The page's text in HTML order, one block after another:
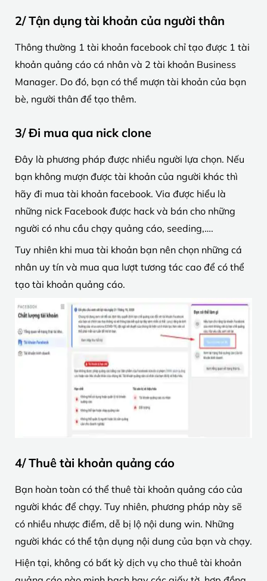
2/ Tận dụng tài khoản của người thân
Thông thường 1 tài khoản facebook chỉ tạo được 1 tài
khoản quảng cáo cá nhân và 2 tài khoản Business
Manager. Do đó, bạn có thể mượn tài khoản của bạn
bè, người thân để tạo thêm.
3/ Đi mua qua nick clone
Đây là phương pháp được nhiều người lựa chọn. Nếu
bạn không mượn được tài khoản của người khác thì
hãy đi mua tài khoản facebook. Via được hiểu là
những nick Facebook được hack và bán cho những
người có nhu cầu chạy quảng cáo, seeding,….
Tuy nhiên khi mua tài khoản bạn nên chọn những cá
nhân uy tín và mua qua lượt tương tác cao để có thể
tạo tài khoản quảng cáo.
4/ Thuê tài khoản quảng cáo
Bạn hoàn toàn có thể thuê tài khoản quảng cáo của
người khác để chạy. Tuy nhiên, phương pháp này sẽ
có nhiều nhược điểm, dễ bị lộ nội dung win. Những
người khác có thể tận dụng nội dung của bạn và chạy.
Hiện tại, không có bất kỳ dịch vụ cho thuê tài khoản